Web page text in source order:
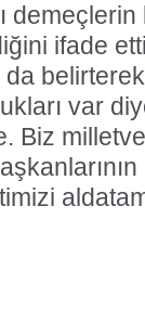
demeçlerin
ifade
da
var
Biz